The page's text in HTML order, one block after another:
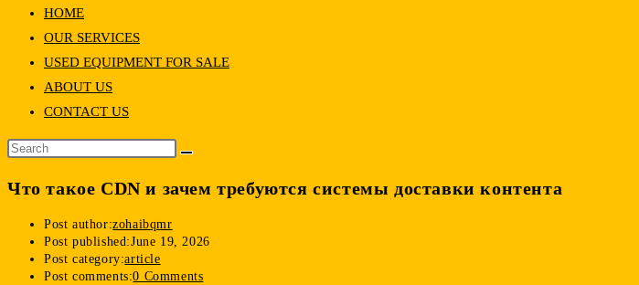
HOME
OUR SERVICES
USED EQUIPMENT FOR SALE
ABOUT US
CONTACT US
Что такое CDN и зачем требуются системы доставки контента
Post author:zohaibqmr
Post published:June 19, 2026
Post category:article
Post comments:0 Comments